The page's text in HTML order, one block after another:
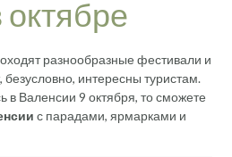
разнообразные фестивали и
безусловно, интересны туристам.
в Валенсии 9 октября, то сможете
с парадами, ярмарками и